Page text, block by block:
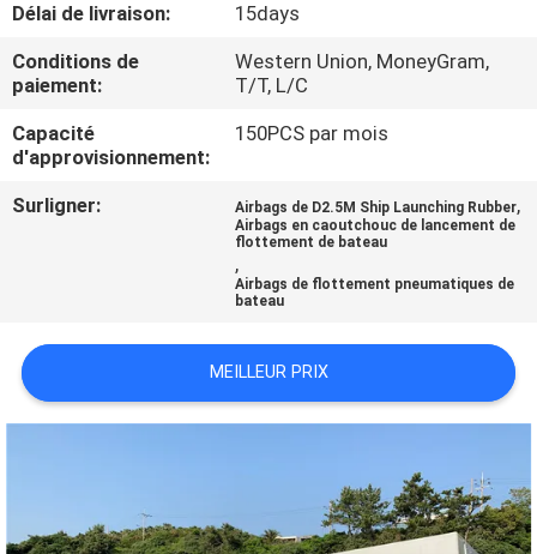
CONTRÔLE
DE
QUALITÉ
CONTACTEZ-
CAS
Délai de livraison:
15days
Conditions de
paiement:
Western Union, MoneyGram,
T/T, L/C
Capacité
d'approvisionnement:
150PCS par mois
Surligner: Airbags de D2.5M Ship Launching Rubber,
Airbags en caoutchouc de lancement de
flottement de bateau
,
Airbags de flottement pneumatiques de
bateau
MEILLEUR PRIX